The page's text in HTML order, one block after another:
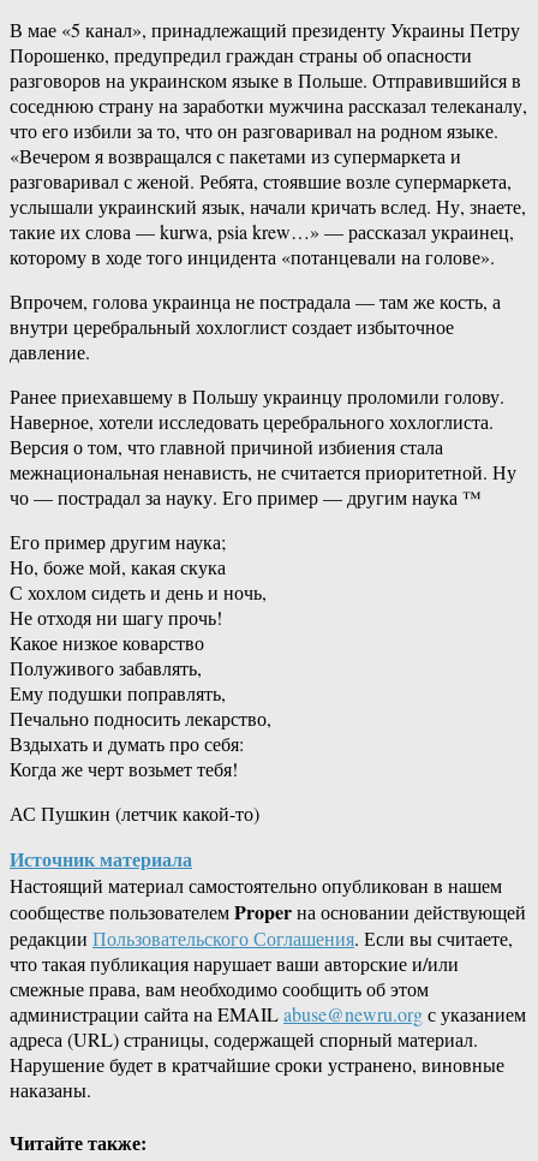
В мае «5 канал», принадлежащий президенту Украины Петру
Порошенко, предупредил граждан страны об опасности
разговоров на украинском языке в Польше. Отправившийся в
соседнюю страну на заработки мужчина рассказал телеканалу,
что его избили за то, что он разговаривал на родном языке.
«Вечером я возвращался с пакетами из супермаркета и
разговаривал с женой. Ребята, стоявшие возле супермаркета,
услышали украинский язык, начали кричать вслед. Ну, знаете,
такие их слова — kurwa, psia krew…» — рассказал украинец,
которому в ходе того инцидента «потанцевали на голове».
Впрочем, голова украинца не пострадала — там же кость, а
внутри церебральный хохлоглист создает избыточное
давление.
Ранее приехавшему в Польшу украинцу проломили голову.
Наверное, хотели исследовать церебрального хохлоглиста.
Версия о том, что главной причиной избиения стала
межнациональная ненависть, не считается приоритетной. Ну
чо — пострадал за науку. Его пример — другим наука ™
Его пример другим наука;
Но, боже мой, какая скука
С хохлом сидеть и день и ночь,
Не отходя ни шагу прочь!
Какое низкое коварство
Полуживого забавлять,
Ему подушки поправлять,
Печально подносить лекарство,
Вздыхать и думать про себя:
Когда же черт возьмет тебя!
АС Пушкин (летчик какой-то)
Источник материала
Настоящий материал самостоятельно опубликован в нашем
сообществе пользователемProperна основании действующей
редакции Пользовательского Соглашения. Если вы считаете,
что такая публикация нарушает ваши авторские и/или
смежные права, вам необходимо сообщить об этом
администрации сайта на EMAILabuse@newru.orgс указанием
адреса (URL) страницы, содержащей спорный материал.
Нарушение будет в кратчайшие сроки устранено, виновные
наказаны.
Читайте также: